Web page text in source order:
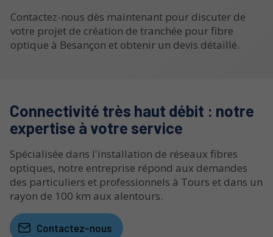
Contactez-nous dès maintenant pour discuter de
votre projet de création de tranchée pour fibre
optique à Besançon et obtenir un devis détaillé.
Connectivité très haut débit : notre
expertise à votre service
Spécialisée dans l'installation de réseaux fibres
optiques, notre entreprise répond aux demandes
des particuliers et professionnels à Tours et dans un
rayon de 100 km aux alentours.
Contactez-nous